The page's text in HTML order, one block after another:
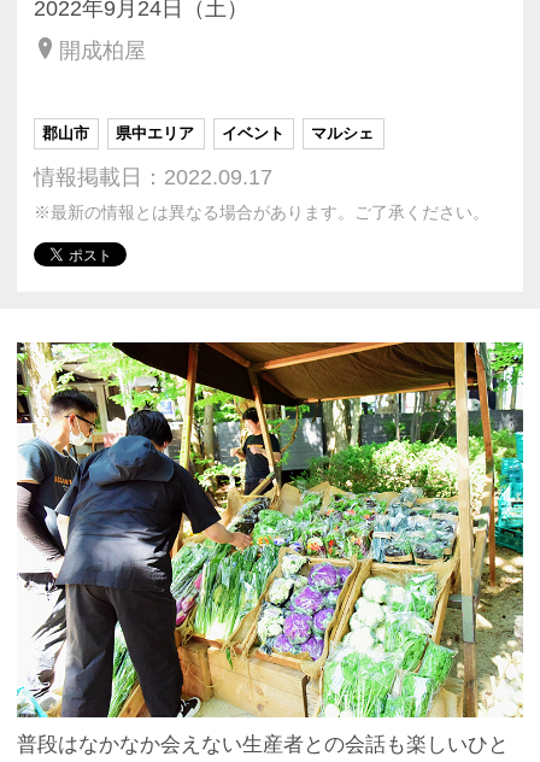
2022年9月24日（土）
開成柏屋
郡山市 県中エリア イベント マルシェ
情報掲載日：2022.09.17
※最新の情報とは異なる場合があります。ご了承ください。
普段はなかなか会えない生産者との会話も楽しいひと